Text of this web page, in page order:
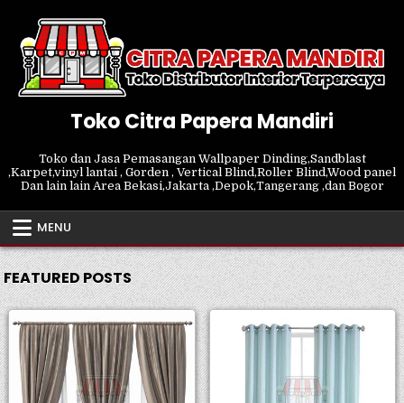
content
Toko Citra Papera Mandiri
Toko dan Jasa Pemasangan Wallpaper Dinding,Sandblast
,Karpet,vinyl lantai , Gorden , Vertical Blind,Roller Blind,Wood panel
Dan lain lain Area Bekasi,Jakarta ,Depok,Tangerang ,dan Bogor
MENU
FEATURED POSTS